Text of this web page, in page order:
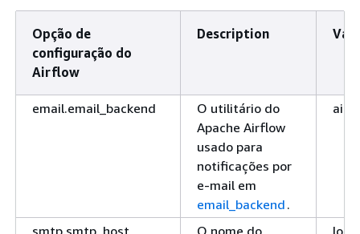
Opção de
configuração do
Airflow
Description
email.email_backend
O utilitário do
Apache Airflow
usado para
notificações por
e-mail em
email_backend .
smtp.smtp_host
O nome do